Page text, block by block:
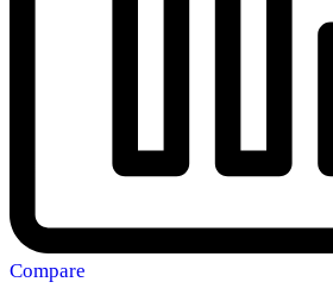
Compare